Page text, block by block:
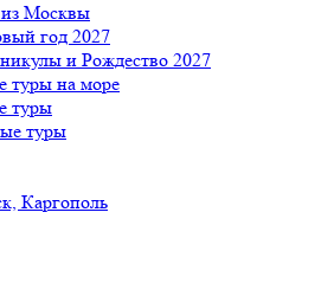
из Москвы
год 2027
и Рождество 2027
туры на море
туры
туры
Каргополь